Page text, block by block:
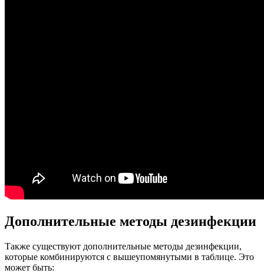
Дополнительные методы дезинфекции
Также существуют дополнительные методы дезинфекции,
которые комбинируются с вышеупомянутыми в таблице. Это
может быть: